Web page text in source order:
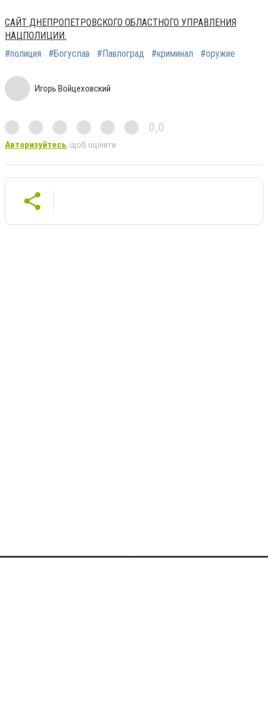
САЙТ ДНЕПРОПЕТРОВСКОГО ОБЛАСТНОГО УПРАВЛЕНИЯ
НАЦПОЛИЦИИ.
#полиция
#Богуслав #Павлоград #криминал #оружие
Игорь Войцеховский
0,0
Авторизуйтесь, щоб оцінити